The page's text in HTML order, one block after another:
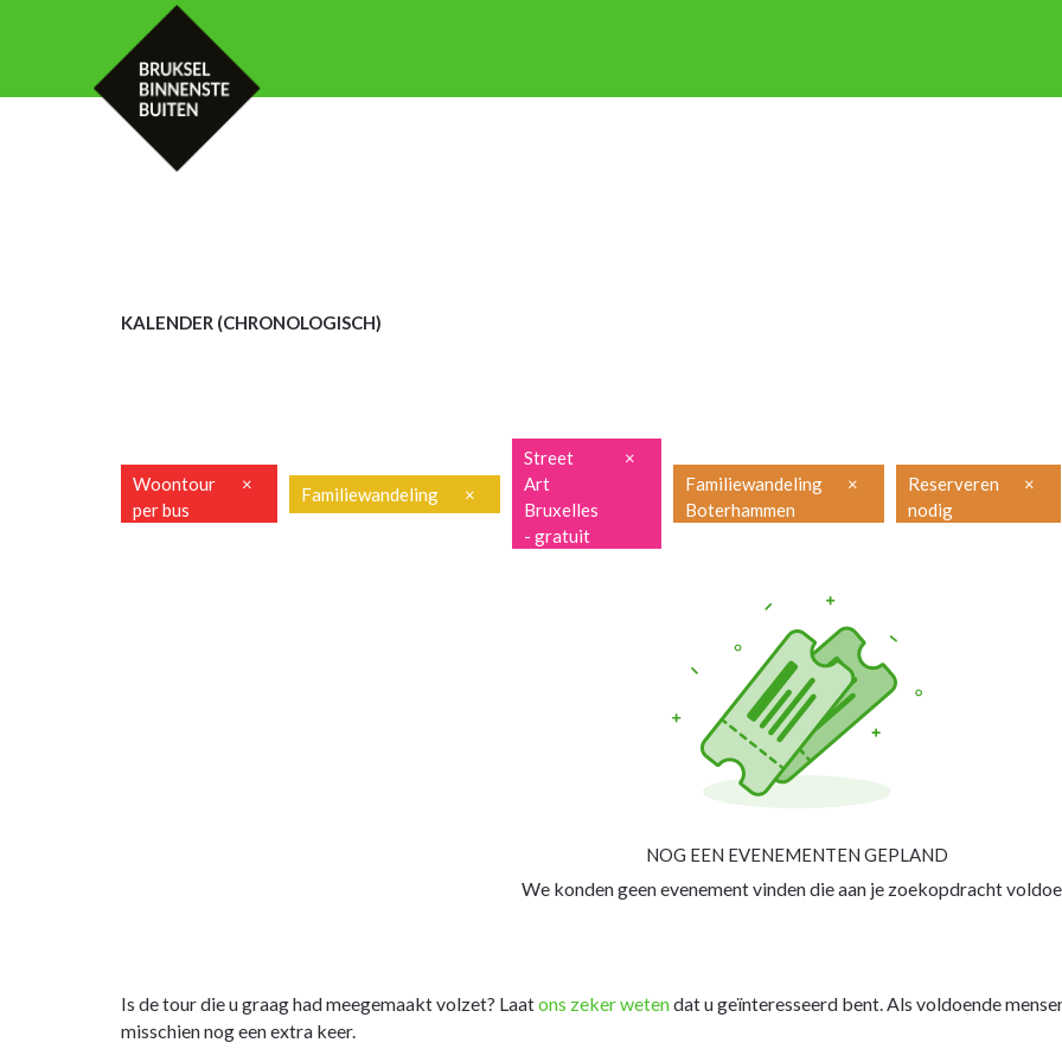
KALENDER (CHRONOLOGISCH)
Woontour
per bus
× Familiewandeling ×
Street
Art
Bruxelles
- gratuit
×
Familiewandeling
Boterhammen
×
Reserveren
nodig
×
NOG EEN EVENEMENTEN GEPLAND
We konden geen evenement vinden die aan je zoekopdracht
Is de tour die u graag had meegemaakt volzet? Laatons zeker wetendat u geïnteresseerd bent. Als voldoende
misschien nog een extra keer.